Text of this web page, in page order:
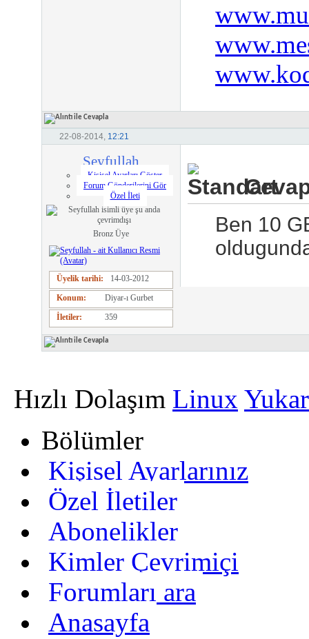
22-08-2014, 12:21
Seyfullah
Kişisel Ayarları Göster
Forum Gönderilerini Gör
Özel İleti
Bronz Üye
Üyelik tarihi
14-03-2012
Konum
Diyar-ı Gurbet
İletiler
359
Ben 10
Hızlı Dolaşım Linux
Bölümler
Kişisel Ayarlarınız
Özel İletiler
Abonelikler
Kimler Çevrimiçi
Forumları ara
Anasayfa